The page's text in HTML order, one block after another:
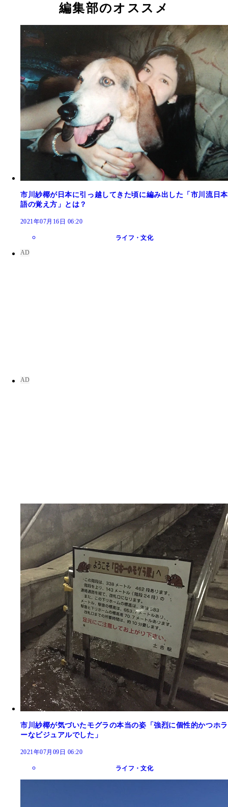
編集部のオススメ
市川紗椰が日本に引っ越してきた頃に編み出した「市川流日本
語の覚え方」とは？
2021年07月16日 06:20
ライフ・文化
市川紗椰が気づいたモグラの本当の姿「強烈に個性的かつホラ
ーなビジュアルでした」
2021年07月09日 06:20
ライフ・文化